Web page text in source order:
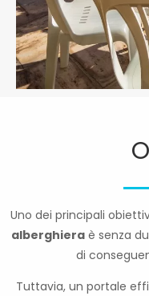
Uno dei principali
alberghiera è senza
di
Tuttavia, un portale